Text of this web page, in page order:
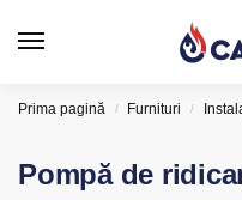
Prima pagină / Furnituri /
Pompă de